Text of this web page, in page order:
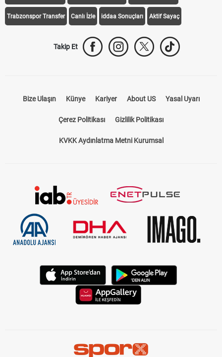
Trabzonspor Transfer Canlı İzle iddaa Sonuçları Aktif Sayaç
Takip Et
Bize Ulaşın Künye Kariyer About US Yasal Uyarı
Çerez Politikası Gizlilik Politikası
KVKK Aydınlatma Metni Kurumsal